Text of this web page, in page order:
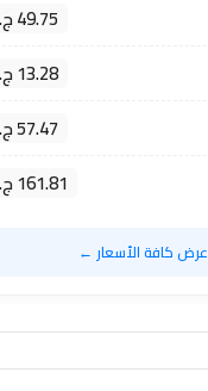
49.75 ج.م
13.28 ج.م
57.47 ج.م
161.81 ج.م
عرض كافة الأسعار ←